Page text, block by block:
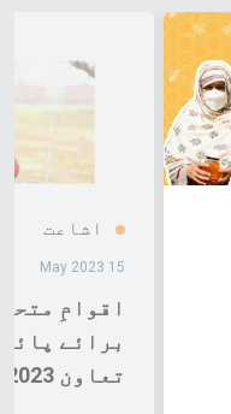
اشاعت
15 May 2023
اقوامِ
برائے
تعاون 2023–2027